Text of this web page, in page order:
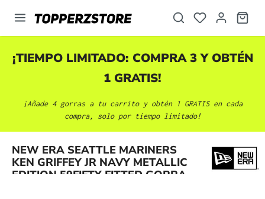
principal
¡TIEMPO LIMITADO: COMPRA 3 Y OBTÉN
1 GRATIS!
¡Añade 4 gorras a tu carrito y obtén 1 GRATIS en cada
compra, solo por tiempo limitado!
NEW ERA SEATTLE MARINERS
KEN GRIFFEY JR NAVY METALLIC
EDITION 59FIFTY FITTED GORRA
Omitir galería de imágenes